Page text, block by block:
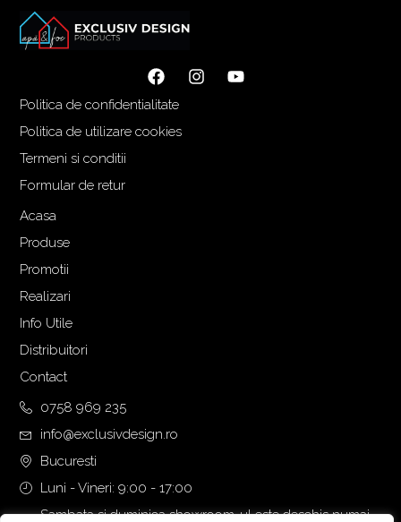
Politica de confidentialitate
Politica de utilizare cookies
Termeni si conditii
Formular de retur
Acasa
Produse
Promotii
Realizari
Info Utile
Distribuitori
Contact
0758 969 235
info@exclusivdesign.ro
Bucuresti
Luni - Vineri: 9:00 - 17:00
Sambata si duminica showroom-ul este deschis numai